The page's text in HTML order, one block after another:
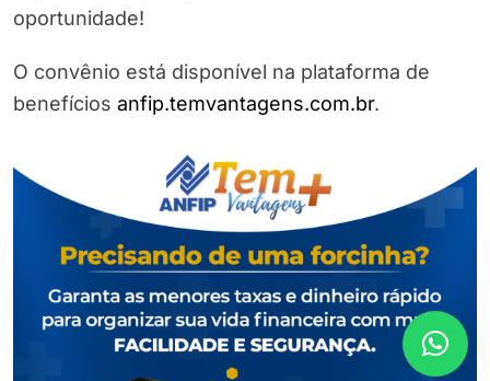
oportunidade!
O convênio está disponível na plataforma de
benefícios anfip.temvantagens.com.br.